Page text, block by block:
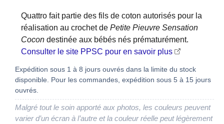
Quattro fait partie des fils de coton autorisés pour la
réalisation au crochet de Petite Pieuvre Sensation
Cocondestinée aux bébés nés prématurément.
Consulter le site PPSC pour en savoir plus
Expédition sous 1 à 8 jours ouvrés dans la limite du stock
disponible. Pour les commandes, expédition sous 5 à 15 jours
ouvrés.
Malgré tout le soin apporté aux photos, les couleurs peuvent
varier d’un écran à l’autre et la couleur réelle peut légèrement